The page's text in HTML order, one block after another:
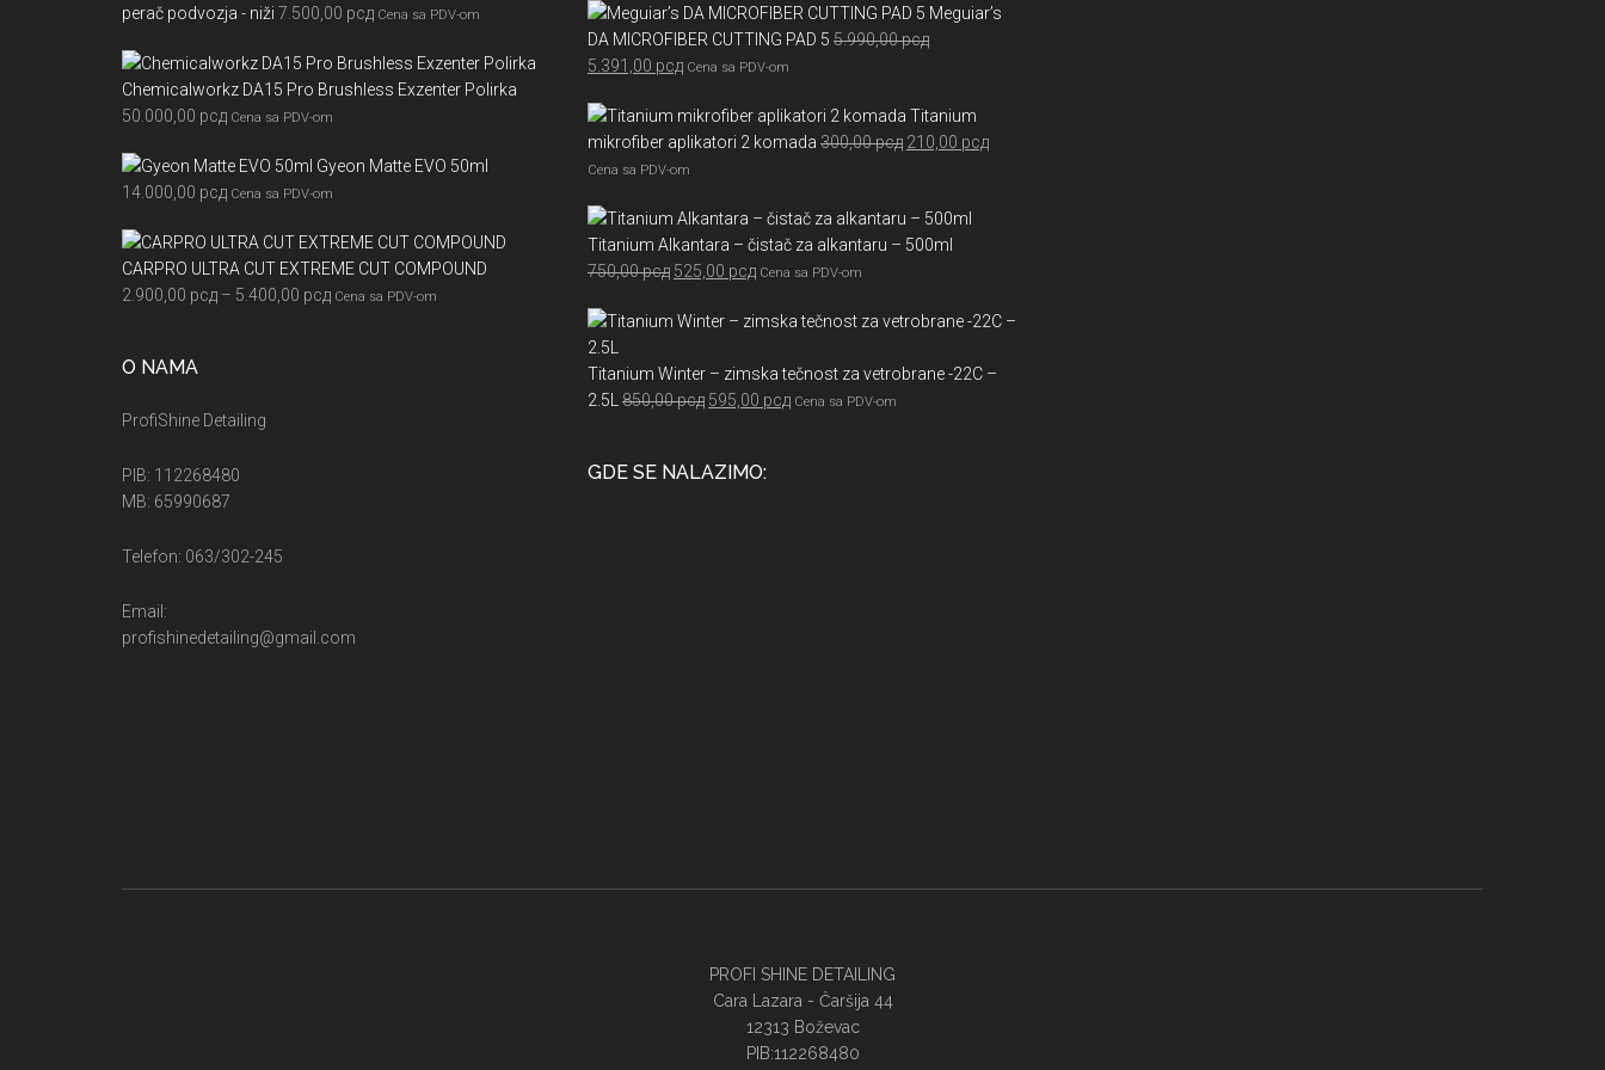
perač podvozja - niži 7.500,00 рсд Cena sa PDV-om
Chemicalworkz DA15 Pro Brushless Exzenter Polirka
50.000,00 рсд Cena sa PDV-om
Gyeon Matte EVO 50ml
14.000,00 рсд Cena sa PDV-om
CARPRO ULTRA CUT EXTREME CUT COMPOUND
2.900,00 рсд – 5.400,00 рсдRaspon
Cena sa PDV-om
O NAMA
ProfiShine Detailing
PIB: 112268480
MB: 65990687
Telefon: 063/302-245
Email:
profishinedetailing@gmail.com
od
2.580,00 рсд
Meguiar’s
DA MICROFIBER CUTTING PAD 5 5.990,00рсд
Originalna
je
bila:
5.990,00 рсд.
5.391,00 рсдTrenutna
je:
5.391,00 рсд.
Cena sa PDV-om
Titanium
mikrofiber aplikatori 2 komada 300,00рсд Originalna
bila:
300,00 рсд.
210,00 рсдTrenutna
Cena sa PDV-om
Titanium Alkantara – čistač za alkantaru – 500ml
750,00рсд Originalna
je
750,00 рсд.
525,00 рсдTrenutna
je:
Cena sa PDV-om
Titanium Winter – zimska tečnost za vetrobrane -22C –
2.5L
850,00рсд Originalna
bila:
595,00 рсдTrenutna
Cena sa PDV-om
GDE SE NALAZIMO:
PROFI SHINE DETAILING
Cara Lazara - Ĉaršija 44
12313 Boževac
PIB:112268480